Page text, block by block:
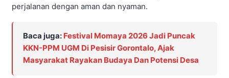
perjalanan dengan aman dan nyaman.
Baca juga: Festival Momaya 2026 Jadi Puncak
KKN-PPM UGM Di Pesisir Gorontalo, Ajak
Masyarakat Rayakan Budaya Dan Potensi Desa